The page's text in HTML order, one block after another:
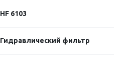
HF 6103
Гидравлический фильтр